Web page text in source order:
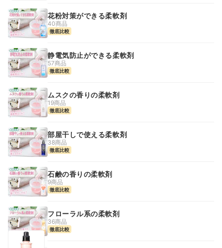
花粉対策ができる柔軟剤
40商品
徹底比較
静電気防止ができる柔軟剤
57商品
徹底比較
ムスクの香りの柔軟剤
19商品
徹底比較
部屋干しで使える柔軟剤
38商品
徹底比較
石鹸の香りの柔軟剤
9商品
徹底比較
フローラル系の柔軟剤
36商品
徹底比較